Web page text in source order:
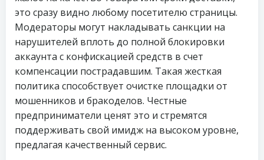
это сразу видно любому посетителю страницы.
Модераторы могут накладывать санкции на
нарушителей вплоть до полной блокировки
аккаунта с конфискацией средств в счет
компенсации пострадавшим. Такая жесткая
политика способствует очистке площадки от
мошенников и бракоделов. Честные
предприниматели ценят это и стремятся
поддерживать свой имидж на высоком уровне,
предлагая качественный сервис.